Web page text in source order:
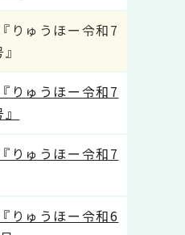
りゅうほー令和7
りゅうほー令和7
りゅうほー令和7
りゅうほー令和6